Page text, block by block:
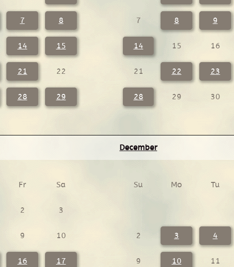
7 8
14 15
21 22
28 29
7 8 9
14 15 16
21 22 23
28 29 30
Fr Sa
2 3
9 10
16 17
December
Su Mo Tu
2 3 4
9 10 11